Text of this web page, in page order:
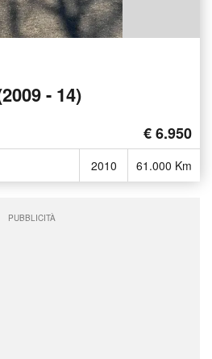
- 14)
€ 6.950
2010 61.000 Km
PUBBLICITÀ